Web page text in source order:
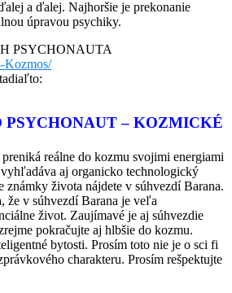
a ďalej. Najhoršie je prekonanie
úpravou psychiky.
PSYCHONAUTA
Kozmos/
PSYCHONAUT – KOZMICKÉ
preniká reálne do kozmu svojimi energiami
aj organicko technologický
života nájdete v súhvezdí Barana.
že v súhvezdí Barana je veľa
život. Zaujímavé je aj súhvezdie
pokračujte aj hlbšie do kozmu.
bytosti. Prosím toto nie je o sci fi
charakteru. Prosím rešpektujte